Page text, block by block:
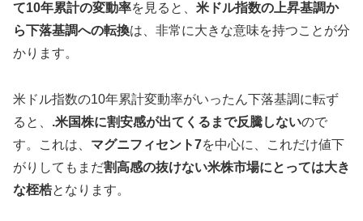
て10年累計の変動率を見ると、 米ドル指数の上昇基調か
ら下落基調への転換は、非常に大きな意味を持つことが分
かります。
米ドル指数の10年累計変動率がいったん下落基調に転ず
ると、 .米国株に割安感が出てくるまで反騰しないので
す。これは、 マグニフィセント7を中心に、これだけ値下
がりしてもまだ割高感の抜けない米株市場にとっては大き
な桎梏となります。